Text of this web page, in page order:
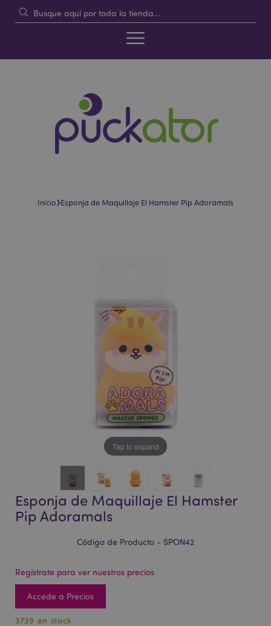
Inicio›Esponja de Maquillaje El Hamster Pip Adoramals
Tap to expand
Esponja de Maquillaje El Hamster
Pip Adoramals
Código de Producto - SPON42
Regístrate para ver nuestros precios
Accede a Precios
3739 en stock